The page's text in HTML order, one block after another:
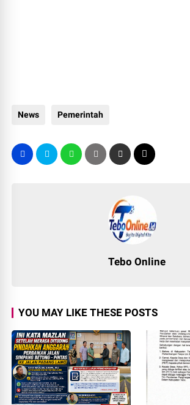
News Pemerintah
Tebo Online
YOU MAY LIKE THESE POSTS